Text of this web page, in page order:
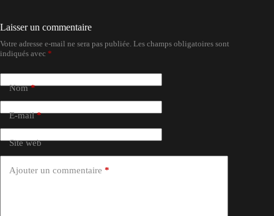
Laisser un commentaire
Votre adresse e-mail ne sera pas publiée. Les champs obligatoires sont
indiqués avec *
Nom*
E-mail*
Site web
Ajouter un commentaire *